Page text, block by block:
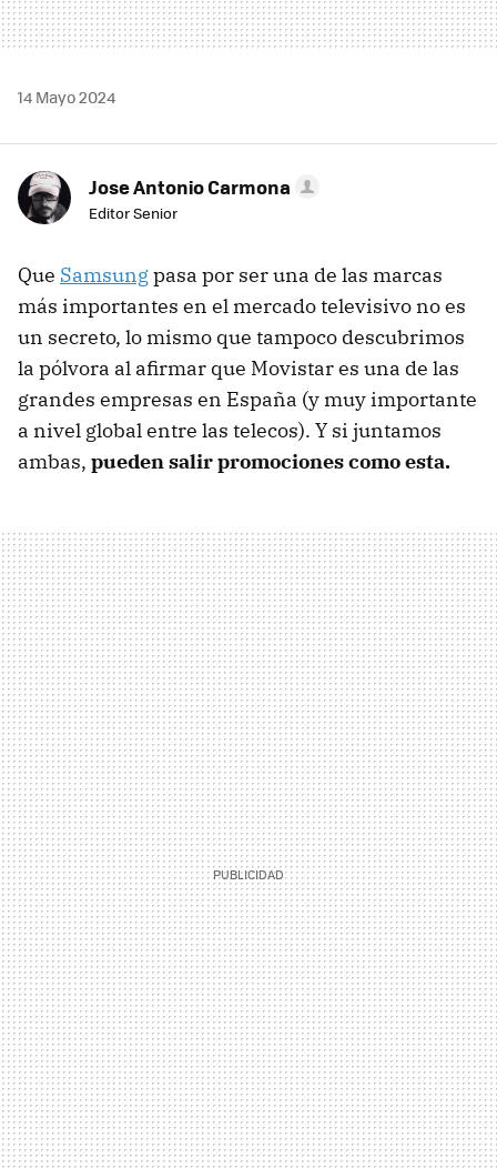
14 Mayo 2024
Jose Antonio Carmona
Editor Senior
Que Samsungpasa por ser una de las marcas
más importantes en el mercado televisivo no es
un secreto, lo mismo que tampoco descubrimos
la pólvora al afirmar que Movistar es una de las
grandes empresas en España (y muy importante
a nivel global entre las telecos). Y si juntamos
ambas, pueden salir promociones como esta.